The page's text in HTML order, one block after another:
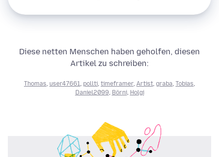
Diese netten Menschen haben geholfen, diesen
Artikel zu schreiben:
Thomas user47661 pollti timeframer, Artist graba Tobias
Daniel2099 Börni, Holgi